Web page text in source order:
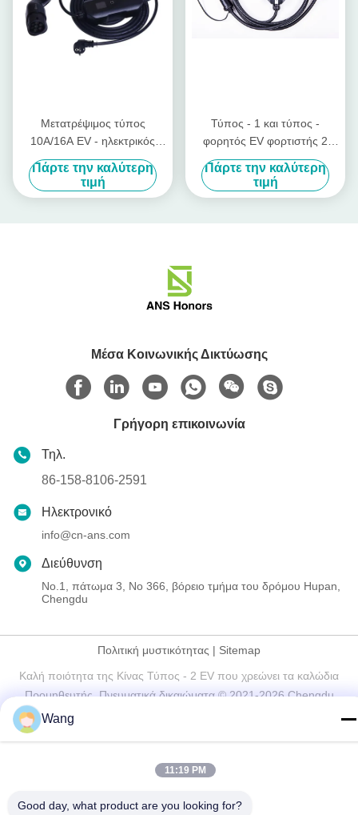
Μετατρέψιμος τύπος
10A/16A EV - ηλεκτρικός
φορτιστής αυτοκινήτων
οχημάτων 2 φορτιστών
EVSE
Πάρτε την καλύτερη
τιμή
Τύπος - 1 και τύπος -
φορητός EV φορτιστής 2
16A με το βούλωμα IEC309
Κεντρική και Ανατολική
Ευρώπη
Πάρτε την καλύτερη
τιμή
Μέσα Κοινωνικής Δικτύωσης
Γρήγορη επικοινωνία
Τηλ.
86-158-8106-2591
Ηλεκτρονικό
info@cn-ans.com
Διεύθυνση
No.1, πάτωμα 3, Νο 366, βόρειο τμήμα του δρόμου Hupan,
Chengdu
Πολιτική μυστικότητας | Sitemap
Καλή ποιότητα της Κίνας Τύπος - 2 EV που χρεώνει τα καλώδια
Προμηθευτής. Πνευματικά δικαιώματα © 2021-2026 Chengdu
Honors Technology Co.,Ltd . Διατηρούνται όλα τα πνευματικά
Wang
11:19 PM
Good day, what product are you looking for?